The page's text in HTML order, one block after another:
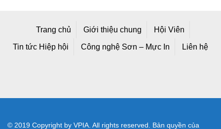
Trang chủ Giới thiệu chung Hội Viên
Tin tức Hiệp hội Công nghệ Sơn – Mực In Liên hệ
© 2019 Copyright by VPIA. All rights reserved. Bản quyền của